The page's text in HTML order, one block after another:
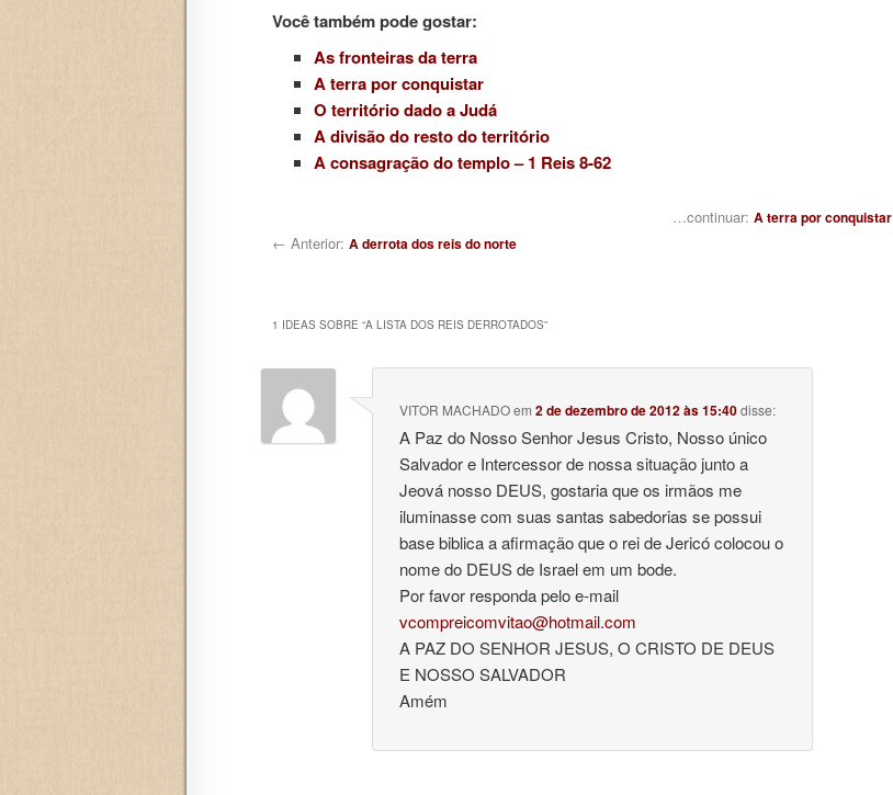
Você também pode gostar:
As fronteiras da terra
A terra por conquistar
O território dado a Judá
A divisão do resto do território
A consagração do templo – 1 Reis 8-62
…continuar: A terra por conquistar
← Anterior: A derrota dos reis do norte
1 IDEAS SOBRE “A LISTA DOS REIS DERROTADOS”
VITOR MACHADOem2 de dezembro de 2012 às 15:40disse:
A Paz do Nosso Senhor Jesus Cristo, Nosso único
Salvador e Intercessor de nossa situação junto a
Jeová nosso DEUS, gostaria que os irmãos me
iluminasse com suas santas sabedorias se possui
base biblica a afirmação que o rei de Jericó colocou o
nome do DEUS de Israel em um bode.
Por favor responda pelo e-mail
vcompreicomvitao@hotmail.com
A PAZ DO SENHOR JESUS, O CRISTO DE DEUS
E NOSSO SALVADOR
Amém